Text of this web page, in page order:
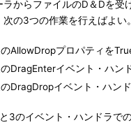
からファイルのD＆Dを受
の3つの作業を行えばよい。
AllowDropプロパティを
DragEnterイベント・ハン
DragDropイベント・ハン
3のイベント・ハンドラで